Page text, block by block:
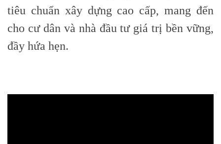
tiêu chuẩn xây dựng cao cấp, mang đến
cho cư dân và nhà đầu tư giá trị bền vững,
đầy hứa hẹn.